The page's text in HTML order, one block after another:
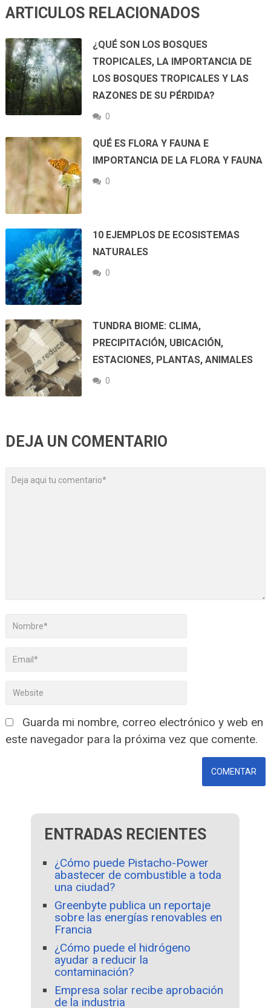
ARTICULOS RELACIONADOS
¿QUÉ SON LOS BOSQUES
TROPICALES, LA IMPORTANCIA DE
LOS BOSQUES TROPICALES Y LAS
RAZONES DE SU PÉRDIDA?
0
QUÉ ES FLORA Y FAUNA E
IMPORTANCIA DE LA FLORA Y FAUNA
0
10 EJEMPLOS DE ECOSISTEMAS
NATURALES
0
TUNDRA BIOME: CLIMA,
PRECIPITACIÓN, UBICACIÓN,
ESTACIONES, PLANTAS, ANIMALES
0
DEJA UN COMENTARIO
Guarda mi nombre, correo electrónico y web en
este navegador para la próxima vez que comente.
ENTRADAS RECIENTES
¿Cómo puede Pistacho-Power
abastecer de combustible a toda
una ciudad?
Greenbyte publica un reportaje
sobre las energías renovables en
Francia
¿Cómo puede el hidrógeno
ayudar a reducir la
contaminación?
Empresa solar recibe aprobación
de la industria